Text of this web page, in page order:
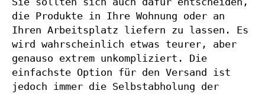
die Produkte in Ihre Wohnung oder an
Ihren Arbeitsplatz liefern zu lassen. Es
wird wahrscheinlich etwas teurer, aber
genauso extrem unkompliziert. Die
einfachste Option für den Versand ist
jedoch immer die Selbstabholung der